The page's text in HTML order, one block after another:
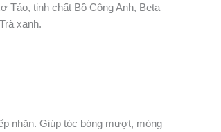
Táo, tinh chất Bồ Công Anh, Beta
xanh.
nhăn. Giúp tóc bóng mượt, móng